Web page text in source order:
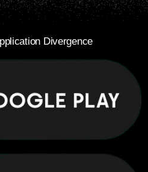
Divergence